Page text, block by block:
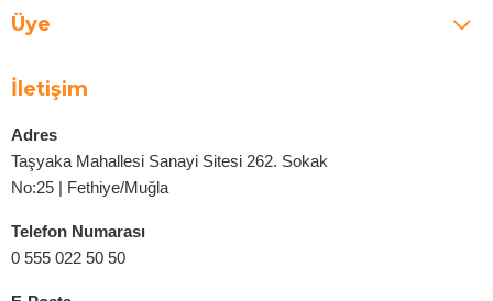
Üye
İletişim
Adres
Taşyaka Mahallesi Sanayi Sitesi 262. Sokak
No:25 | Fethiye/Muğla
Telefon Numarası
0 555 022 50 50